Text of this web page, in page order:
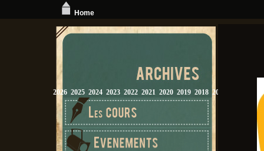
2026 2025 2024 2023 2022 2021 2020 2019 2018 2017
Home